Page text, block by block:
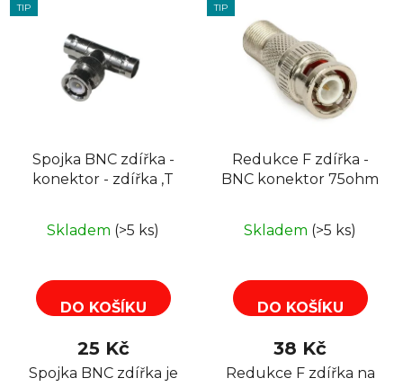
TIP
Spojka BNC zdířka -
konektor - zdířka ,T
Skladem (>5 ks)
DO KOŠÍKU
25 Kč
Spojka BNC zdířka je
TIP
Redukce F zdířka -
BNC konektor 75ohm
Skladem (>5 ks)
DO KOŠÍKU
38 Kč
Redukce F zdířka na